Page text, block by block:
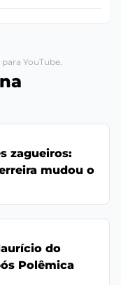
YouTube.
zagueiros:
mudou o
do
Polêmica